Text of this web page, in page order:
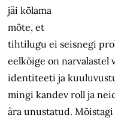
jäi kõlama
mõte, et
tihtilugu ei seisnegi
eelkõige on
identiteeti ja
mingi kandev roll ja
ära unustatud.